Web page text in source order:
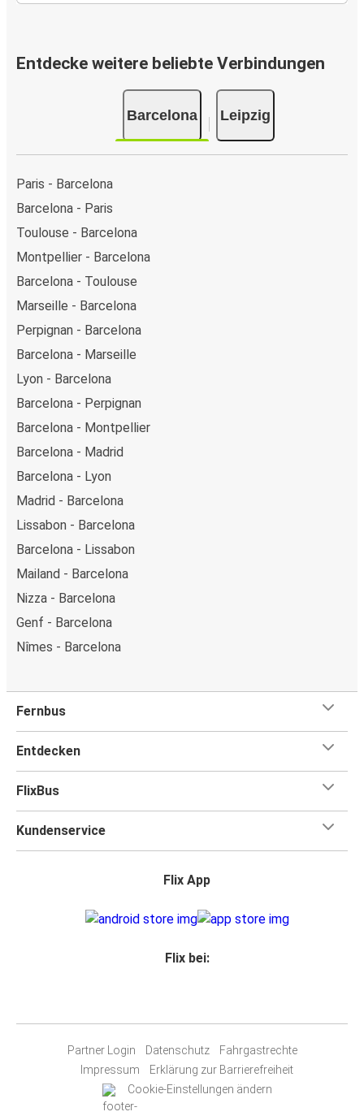
Entdecke weitere beliebte Verbindungen
Barcelona Leipzig
Paris - Barcelona
Barcelona - Paris
Toulouse - Barcelona
Montpellier - Barcelona
Barcelona - Toulouse
Marseille - Barcelona
Perpignan - Barcelona
Barcelona - Marseille
Lyon - Barcelona
Barcelona - Perpignan
Barcelona - Montpellier
Barcelona - Madrid
Barcelona - Lyon
Madrid - Barcelona
Lissabon - Barcelona
Barcelona - Lissabon
Mailand - Barcelona
Nizza - Barcelona
Genf - Barcelona
Nîmes - Barcelona
Fernbus
Entdecken
FlixBus
Kundenservice
Flix App
Flix bei:
Partner Login Datenschutz
Fahrgastrechte
Impressum
Erklärung zur Barrierefreiheit
Cookie-Einstellungen ändern